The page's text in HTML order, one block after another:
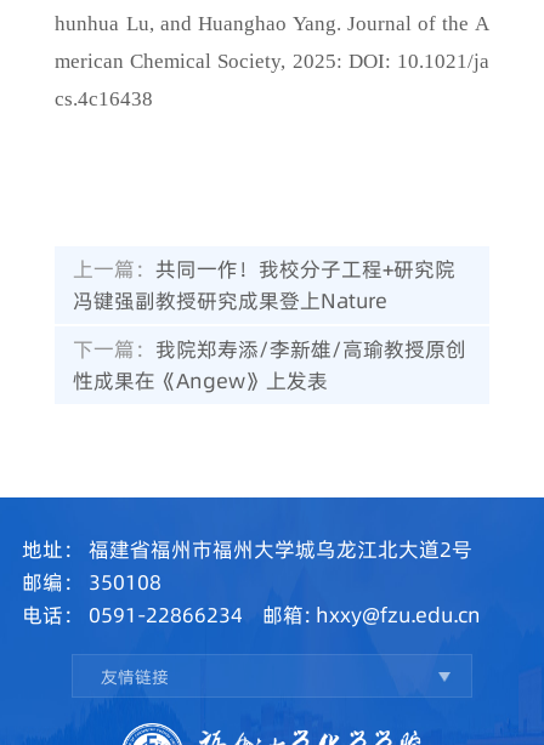
hunhua Lu, and Huanghao Yang. Journal of the A
merican Chemical Society, 2025: DOI: 10.1021/ja
cs.4c16438
上一篇：共同一作！我校分子工程+研究院
冯键强副教授研究成果登上Nature
下一篇： 我院郑寿添/李新雄/高瑜教授原创
性成果在《Angew》上发表
地址：
福建省福州市福州大学城乌龙江北大道2号
邮编：
350108
电话：
0591-22866234 邮箱: hxxy@fzu.edu.cn
友情链接